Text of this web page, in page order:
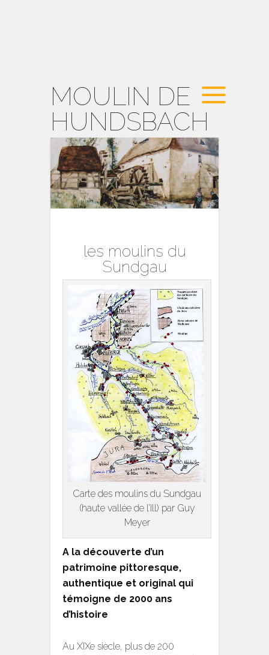
MOULIN DE
HUNDSBACH
les moulins du
Sundgau
Carte des moulins du Sundgau
(haute vallée de l’Ill) par Guy
Meyer
A la découverte d’un
patrimoine pittoresque,
authentique et original qui
témoigne de 2000 ans
d’histoire
Au XIXe siècle, plus de 200